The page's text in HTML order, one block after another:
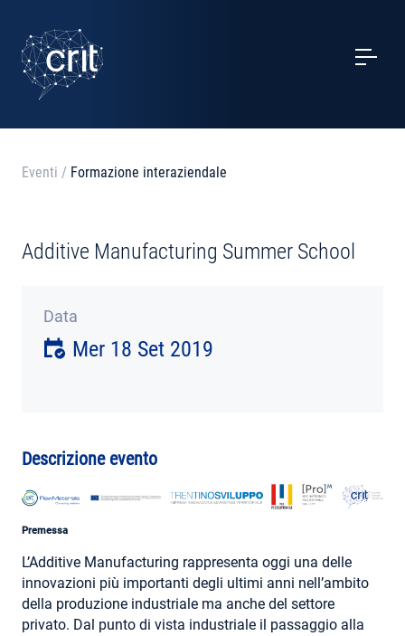
SERVIZI
CASI STUDIO
NOTIZIE
CHI SIAMO
Eventi / Formazione interaziendale
Additive Manufacturing Summer School
Data
Mer 18 Set 2019
Descrizione evento
Premessa
L’Additive Manufacturing rappresenta oggi una delle
innovazioni più importanti degli ultimi anni nell’ambito
della produzione industriale ma anche del settore
privato. Dal punto di vista industriale il passaggio alla